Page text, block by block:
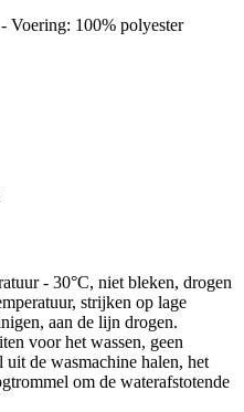
Voering: 100% polyester
- 30°C, niet bleken, drogen
strijken op lage
aan de lijn drogen.
voor het wassen, geen
de wasmachine halen, het
om de waterafstotende